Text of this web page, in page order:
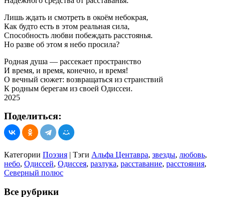
Лишь ждать и смотреть в окоём небокрая,
Как будто есть в этом реальная сила,
Способность любви побеждать расстоянья.
Но разве об этом я небо просила?
Родная душа — рассекает пространство
И время, и время, конечно, и время!
О вечный сюжет: возвращаться из странствий
К родным берегам из своей Одиссеи.
2025
Поделиться:
Категории Поэзия | Тэги Альфа Центавра, звезды, любовь,
небо, Одиссей, Одиссея, разлука, расставание, расстояния,
Северный полюс
Все рубрики